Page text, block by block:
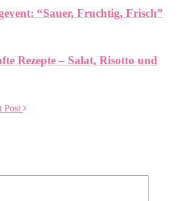
“Sauer, Fruchtig, Frisch”
Rezepte – Salat, Risotto und
Post